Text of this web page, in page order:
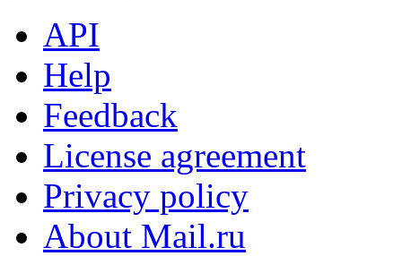
API
Help
Feedback
License agreement
Privacy policy
About Mail.ru